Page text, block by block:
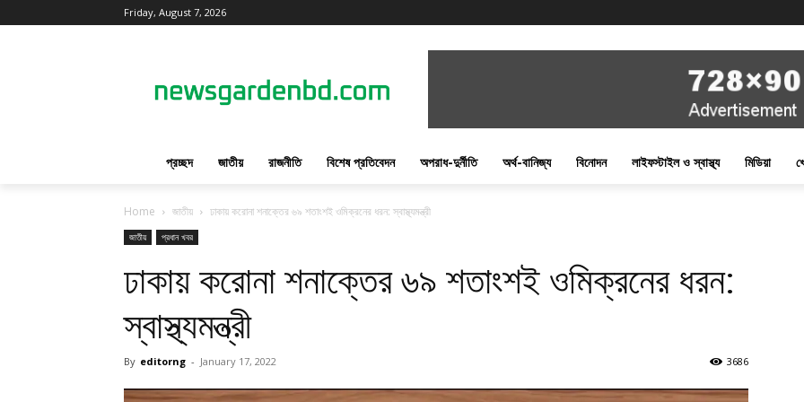
Friday, August 7, 2026
প্রচ্ছদ জাতীয় রাজনীতি বিশেষ প্রতিবেদন অপরাধ-দুর্নীতি অর্থ-বানিজ্য বিনোদন লাইফস্টাইল ও স্বাস্থ্য মিডিয়া
Home জাতীয় ঢাকায় করোনা শনাক্তের ৬৯ শতাংশই ওমিক্রনের ধরন: স্বাস্থ্যমন্ত্রী
জাতীয় প্রধান খবর
ঢাকায় করোনা শনাক্তের ৬৯ শতাংশই ওমিক্রনের ধরন:
স্বাস্থ্যমন্ত্রী
By editorng - January 17, 2022 3686